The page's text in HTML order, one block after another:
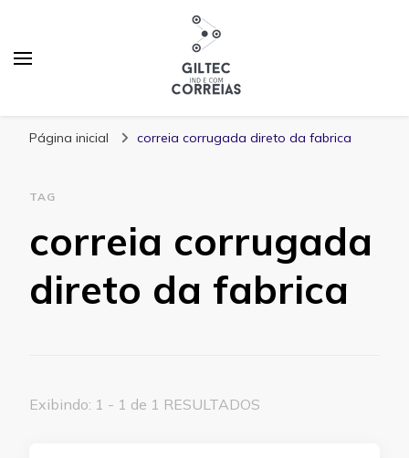
Página inicial correia corrugada direto da fabrica
TAG
correia corrugada
direto da fabrica
Exibindo: 1 - 1 de 1 RESULTADOS